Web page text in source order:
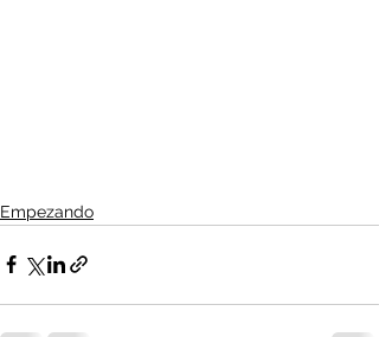
Empezando